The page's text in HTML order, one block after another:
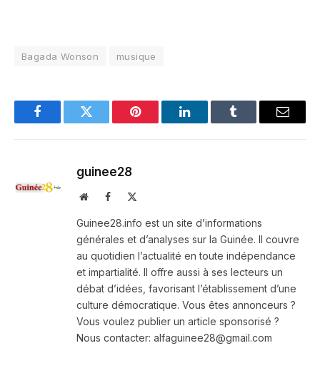
Bagada Wonson musique
FacebookTwitter Pinterest LinkedInTumblr Email
guinee28
WebsiteFacebook
Guinee28.info est un site d’informations
générales et d’analyses sur la Guinée. Il couvre
au quotidien l’actualité en toute indépendance
et impartialité. Il offre aussi à ses lecteurs un
débat d’idées, favorisant l’établissement d’une
culture démocratique. Vous êtes annonceurs ?
Vous voulez publier un article sponsorisé ?
Nous contacter: alfaguinee28@gmail.com